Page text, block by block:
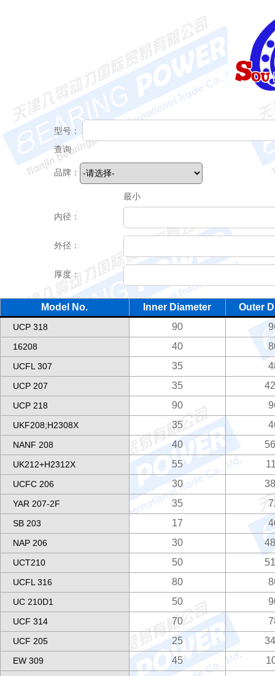
型号：
查询
品牌：
最小
内径：
外径：
厚度：
Model No. Inner Diameter Outer
UCP 318 90
16208 40
UCFL 307 35
UCP 207 35
UCP 218 90
UKF208;H2308X 35
NANF 208 40
UK212+H2312X 55
UCFC 206 30
YAR 207-2F 35
SB 203 17
NAP 206 30
UCT210 50
UCFL 316 80
UC 210D1 50
UCF 314 70
UCF 205 25
EW 309 45